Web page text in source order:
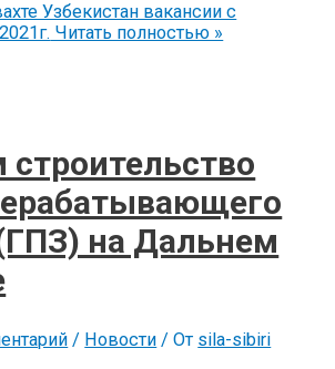
Узбекистан вакансии с
Читать полностью »
строительство
на Дальнем
/ Новости / От sila-sibiri